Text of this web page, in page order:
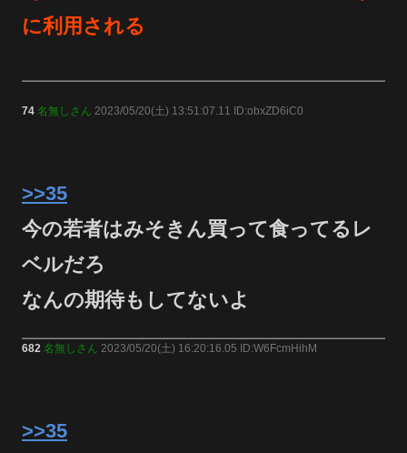
に利用される
74 名無しさん 2023/05/20(土) 13:51:07.11 ID:obxZD6iC0
>>35
今の若者はみそきん買って食ってるレ
ベルだろ
なんの期待もしてないよ
682 名無しさん 2023/05/20(土) 16:20:16.05 ID:W6FcmHihM
>>35